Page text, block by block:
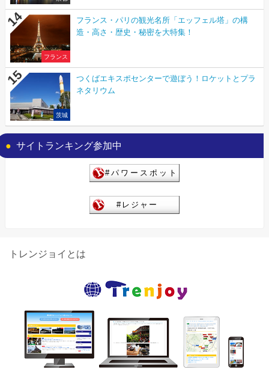
フランス
フランス・パリの観光名所「エッフェル塔」の構
造・高さ・歴史・秘密を大特集！
茨城
つくばエキスポセンターで遊ぼう！ロケットとプラ
ネタリウム
サイトランキング参加中
トレンジョイとは